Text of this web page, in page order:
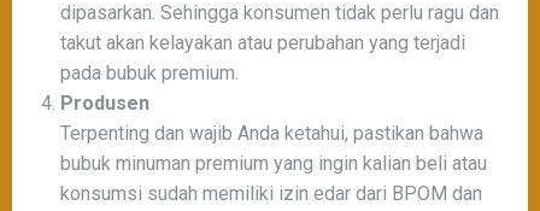
dipasarkan. Sehingga konsumen tidak perlu ragu dan
takut akan kelayakan atau perubahan yang terjadi
pada bubuk premium.
Produsen
Terpenting dan wajib Anda ketahui, pastikan bahwa
bubuk minuman premium yang ingin kalian beli atau
konsumsi sudah memiliki izin edar dari BPOM dan